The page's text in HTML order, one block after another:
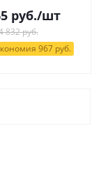
руб./шт
832 руб.
967 руб.